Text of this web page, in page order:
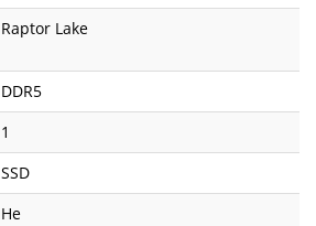
Raptor Lake
DDR5
1
SSD
Не